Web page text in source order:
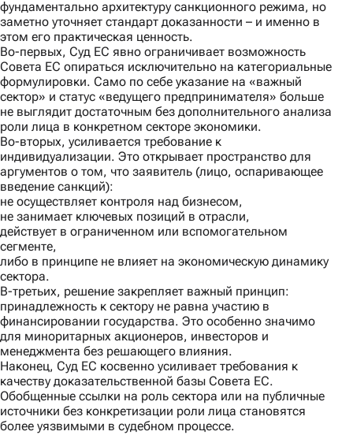
фундаментально архитектуру санкционного режима, но
заметно уточняет стандарт доказанности – и именно в
этом его практическая ценность.
Во-первых, Суд ЕС явно ограничивает возможность
Совета ЕС опираться исключительно на категориальные
формулировки. Само по себе указание на «важный
сектор» и статус «ведущего предпринимателя» больше
не выглядит достаточным без дополнительного анализа
роли лица в конкретном секторе экономики.
Во-вторых, усиливается требование к
индивидуализации. Это открывает пространство для
аргументов о том, что заявитель (лицо, оспаривающее
введение санкций):
не осуществляет контроля над бизнесом,
не занимает ключевых позиций в отрасли,
действует в ограниченном или вспомогательном
сегменте,
либо в принципе не влияет на экономическую динамику
сектора.
В-третьих, решение закрепляет важный принцип:
принадлежность к сектору не равна участию в
финансировании государства. Это особенно значимо
для миноритарных акционеров, инвесторов и
менеджмента без решающего влияния.
Наконец, Суд ЕС косвенно усиливает требования к
качеству доказательственной базы Совета ЕС.
Обобщенные ссылки на роль сектора или на публичные
источники без конкретизации роли лица становятся
более уязвимыми в судебном процессе.